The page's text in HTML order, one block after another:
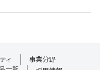
ィ
事業分野